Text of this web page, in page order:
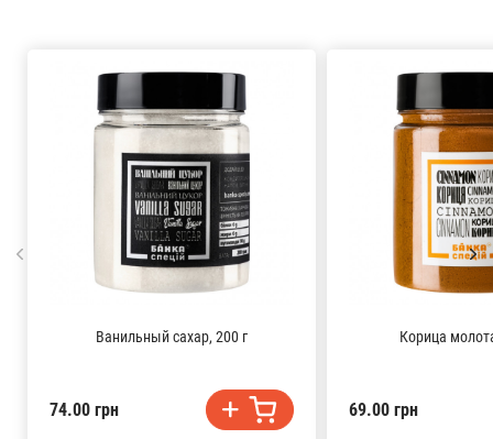
Ванильный сахар, 200 г
74.00 грн
Корица
69.00 грн